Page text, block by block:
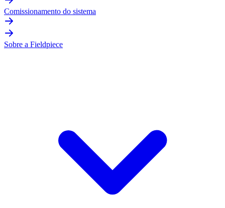
Comissionamento do sistema
Sobre a Fieldpiece